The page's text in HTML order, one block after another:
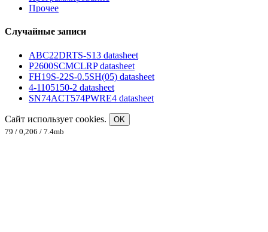
Прочее
Случайные записи
ABC22DRTS-S13 datasheet
P2600SCMCLRP datasheet
FH19S-22S-0.5SH(05) datasheet
4-1105150-2 datasheet
SN74ACT574PWRE4 datasheet
Сайт использует cookies.
OK
79 / 0,206 / 7.4mb